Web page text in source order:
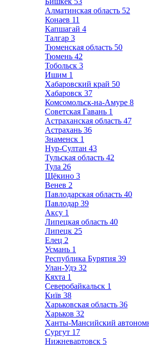
Алматинская область 52
Конаев 11
Капшагай 4
Талгар 3
Тюменская область 50
Тюмень 42
Тобольск 3
Ишим 1
Хабаровский край 50
Хабаровск 37
Комсомольск-на-Амуре 8
Советская Гавань 1
Астраханская область 47
Астрахань 36
Знаменск 1
Нур-Султан 43
Тульская область 42
Тула 26
Щёкино 3
Венев 2
Павлодарская область 40
Павлодар 39
Аксу 1
Липецкая область 40
Липецк 25
Елец 2
Усмань 1
Республика Бурятия 39
Улан-Удэ 32
Кяхта 1
Северобайкальск 1
Київ 38
Харьковская область 36
Харьков 32
Ханты-Мансийский
Сургут 17
Нижневартовск 5